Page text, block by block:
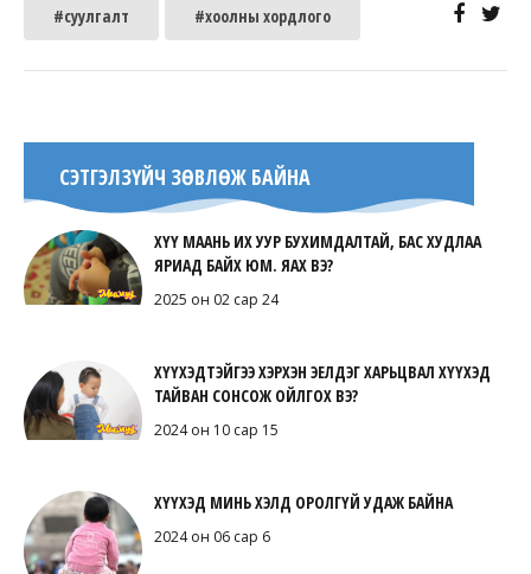
#суулгалт #хоолны хордлого
СЭТГЭЛЗҮЙЧ ЗӨВЛӨЖ БАЙНА
ХҮҮ МААНЬ ИХ УУР БУХИМДАЛТАЙ, БАС ХУДЛАА
ЯРИАД БАЙХ ЮМ. ЯАХ ВЭ?
2025 он 02 сар 24
ХҮҮХЭДТЭЙГЭЭ ХЭРХЭН ЭЕЛДЭГ ХАРЬЦВАЛ ХҮҮХЭД
ТАЙВАН СОНСОЖ ОЙЛГОХ ВЭ?
2024 он 10 сар 15
ХҮҮХЭД МИНЬ ХЭЛД ОРОЛГҮЙ УДАЖ БАЙНА
2024 он 06 сар 6